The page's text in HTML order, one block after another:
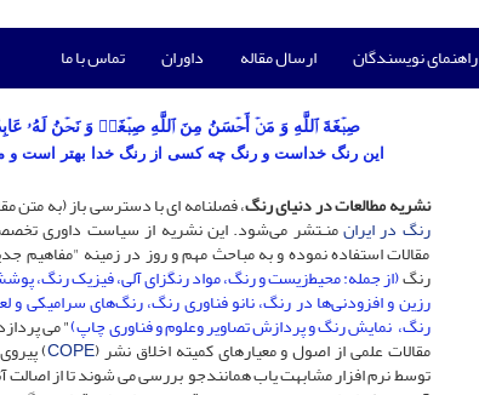
راهنمای نویسندگان ارسال مقاله داوران تماس با ما
صِبۡغَةَ ٱللَّهِ وَ مَنۡ أَحۡسَنُ مِنَ ٱللَّهِ صِبۡغَةࣰ وَ نَحۡنُ لَهُۥ
این رنگ خداست و رنگ چه کسى از رنگ خدا بهتر است و
نشریه مطالعات در دنیای رنگ، فصلنامه ای با دسترسی باز (به
رنگ در ایرانمنـتشر می‌شود. این نشریه از سیاست داوری
مقالات استفاده نموده و به مباحث مهم و روز در زمینه "مفاهیم
رنگ(از جمله: محیط‌زیست و رنگ، مواد رنگزای آلی، فیزیک رنگ،
رزین و افزودنی‌ها در رنگ، نانو فناوری رنگ، رنگ‌های سرامیکی و
رنگ، نمایش رنگ و پردازش تصاویر وعلوم و فناوری چاپ)"می
مقالات علمی از اصول و معیارهای کمیته اخلاق نشر (COPE
)
توسط نرم افزار مشابهت یاب همانندجو بررسی می شوند تا از